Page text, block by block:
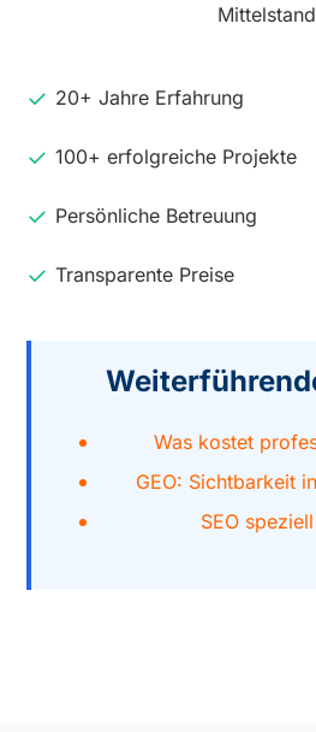
20+ Jahre Erfahrung
100+ erfolgreiche Projekte
Persönliche Betreuung
Transparente Preise
Was kostet
GEO: Sichtbarkeit
SEO